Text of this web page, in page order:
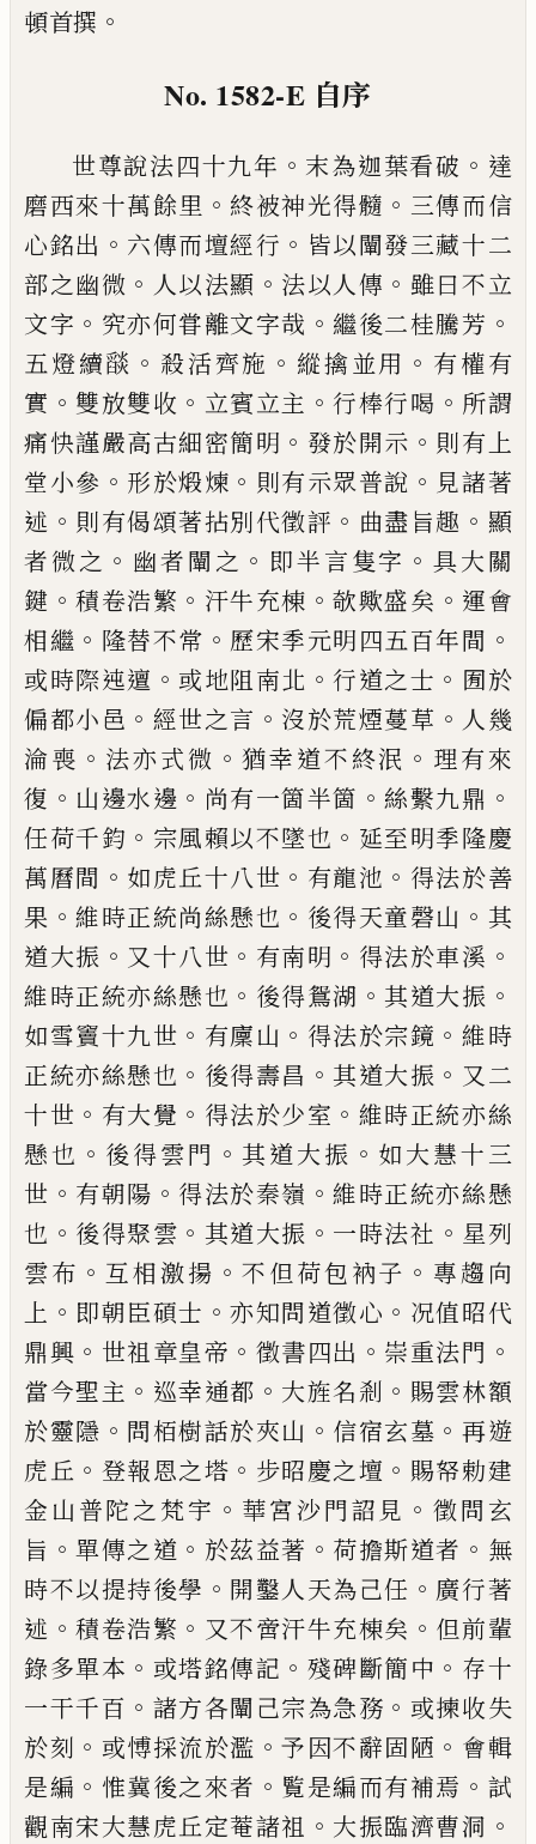
頓首撰 。
No. 1582-E 自序
世尊說法四十九年 。 末為迦葉看破 。 達
磨西來十萬餘里 。 終被神光得髓 。 三傳而信
心銘出 。 六傳而壇經行 。 皆以闡發三藏十二
部之幽微 。 人以法顯 。 法以人傳 。 雖曰不立
文字 。 究亦何甞離文字哉 。 繼後二桂騰芳 。
五燈續𦦨 。 殺活齊施 。 縱擒並用 。 有權有
實 。 雙放雙收 。 立賓立主 。行棒行喝 。 所謂
痛快謹嚴高古細密簡明 。 發於開示 。 則有上
堂小參 。 形於煅煉 。 則有示眾普說 。 見諸著
述 。 則有偈頌著拈別代徵評 。 曲盡旨趣 。 顯
者微之 。 幽者闡之 。 即半言隻字 。 具大關
鍵 。積卷浩繁 。 汗牛充棟 。欹歟盛矣 。 運會
相繼 。 隆替不常 。 歷宋季元明四五百年間 。
或時際迍邅 。 或地阻南北 。行道之士 。 囿於
偏都小邑 。 經世之言 。 沒於荒煙蔓草 。 人幾
淪喪 。 法亦式微 。猶幸道不終泯 。 理有來
復 。 山邊水邊 。 尚有一箇半箇 。絲繫九鼎 。
任荷千鈞 。 宗風賴以不墜也 。 延至明季隆慶
萬曆間 。 如虎丘十八世 。 有龍池 。 得法於善
果 。維時正統尚絲懸也 。 後得天童磬山 。 其
道大振 。 又十八世 。 有南明 。 得法於車溪 。
維時正統亦絲懸也 。 後得鴛湖 。其道大振 。
如雪竇十九世 。 有廩山 。 得法於宗鏡 。維時
正統亦絲懸也 。 後得壽昌 。其道大振 。 又二
十世 。 有大覺 。 得法於少室 。 維時正統亦絲
懸也 。 後得雲門 。其道大振 。 如大慧十三
世 。 有朝陽 。 得法於秦嶺 。維時正統亦絲懸
也 。 後得聚雲 。 其道大振 。 一時法社 。 星列
雲布 。 互相激揚 。不但荷包衲子 。 專趨向
上 。 即朝臣碩士 。亦知問道徵心 。 况值昭代
鼎興 。 世祖章皇帝 。 徵書四出 。 崇重法門 。
當今聖主 。 巡幸通都 。 大旌名剎 。 賜雲林額
於靈隱 。 問栢樹話於夾山 。 信宿玄墓 。再遊
虎丘 。 登報恩之塔 。 步昭慶之壇 。 賜帑勅建
金山普陀之梵宇 。 華宮沙門詔見 。 徵問玄
旨 。單傳之道 。 於茲益著 。 荷擔斯道者 。 無
時不以提持後學 。 開鑿人天為己任 。 廣行著
述 。積卷浩繁 。 又不啻汗牛充棟矣 。 但前輩
錄多單本 。 或塔銘傳記 。 殘碑斷簡中 。 存十
一干千百 。 諸方各闡己宗為急務 。 或揀收失
於刻 。 或愽採流於濫 。予因不辭固陋 。 會輯
是編 。 惟冀後之來者 。 覧是編而有補焉 。 試
觀南宋大慧虎丘定菴諸祖 。 大振臨濟曹洞 。